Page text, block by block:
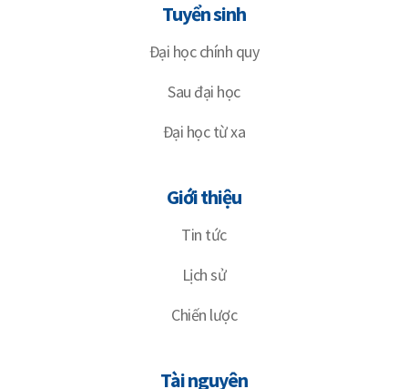
Tuyển sinh
Đại học chính quy
Sau đại học
Đại học từ xa
Giới thiệu
Tin tức
Lịch sử
Chiến lược
Tài nguyên